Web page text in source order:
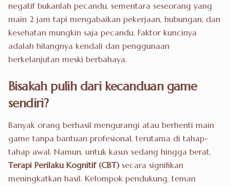
negatif bukanlah pecandu, sementara seseorang yang
main 2 jam tapi mengabaikan pekerjaan, hubungan, dan
kesehatan mungkin saja pecandu. Faktor kuncinya
adalah hilangnya kendali dan penggunaan
berkelanjutan meski berbahaya.
Bisakah pulih dari kecanduan game
sendiri?
Banyak orang berhasil mengurangi atau berhenti main
game tanpa bantuan profesional, terutama di tahap-
tahap awal. Namun, untuk kasus sedang hingga berat,
Terapi Perilaku Kognitif (CBT)secara signifikan
meningkatkan hasil. Kelompok pendukung, teman